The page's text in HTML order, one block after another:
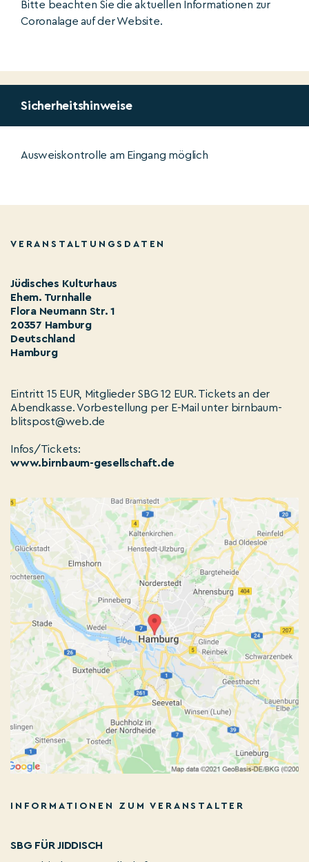
Bitte beachten Sie die aktuellen Informationen zur
Coronalage auf der Website.
Sicherheitshinweise
Ausweiskontrolle am Eingang möglich
VERANSTALTUNGSDATEN
Jüdisches Kulturhaus
Ehem. Turnhalle
Flora Neumann Str. 1
20357 Hamburg
Deutschland
Hamburg
Eintritt 15 EUR, Mitglieder SBG 12 EUR. Tickets an der
Abendkasse. Vorbestellung per E-Mail unter birnbaum-
blitspost@web.de
Infos/Tickets:
www.birnbaum-gesellschaft.de
INFORMATIONEN ZUM VERANSTALTER
SBG FÜR JIDDISCH